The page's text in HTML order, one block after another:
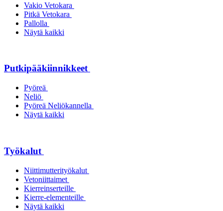
Vakio Vetokara
Pitkä Vetokara
Pallolla
Näytä kaikki
Putkipääkiinnikkeet
Pyöreä
Neliö
Pyöreä Neliökannella
Näytä kaikki
Työkalut
Niittimutterityökalut
Vetoniittaimet
Kierreinserteille
Kierre-elementeille
Näytä kaikki